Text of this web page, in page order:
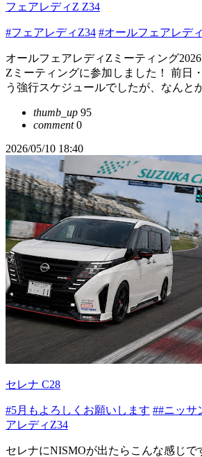
フェアレディZ Z34
#フェアレディZ34 #オールフェアレデ
オールフェアレディZミーティング
Zミーティングに参加しました！ 前日
う強行スケジュールでしたが、なんと
thumb_up 95
comment0
2026/05/10 18:40
セレナ C28
#5月もよろしくお願いします ##ニッサ
アレディZ34
セレナにNISMOが出たらこんな感じで